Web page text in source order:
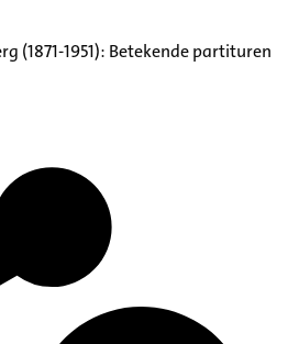
(1871-1951): Betekende partituren